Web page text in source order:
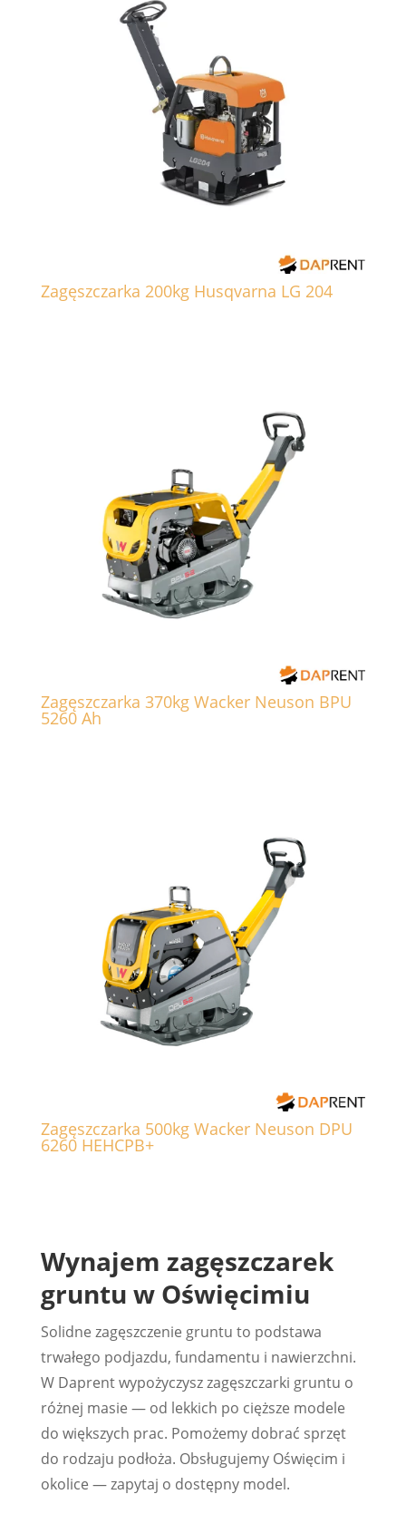
Zagęszczarka 200kg Husqvarna LG 204
Zagęszczarka 370kg Wacker Neuson BPU
5260 Ah
Zagęszczarka 500kg Wacker Neuson DPU
6260 HEHCPB+
Wynajem zagęszczarek
gruntu w Oświęcimiu
Solidne zagęszczenie gruntu to podstawa
trwałego podjazdu, fundamentu i nawierzchni.
W Daprent wypożyczysz zagęszczarki gruntu o
różnej masie — od lekkich po cięższe modele
do większych prac. Pomożemy dobrać sprzęt
do rodzaju podłoża. Obsługujemy Oświęcim i
okolice — zapytaj o dostępny model.